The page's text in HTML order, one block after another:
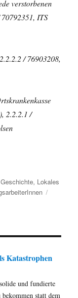
verstorbenen
ITS
/ 76903208,
2.2.2.1 /
Kategorien
Geschichte, Lokales
Katastrophen
und fundierte
statt dem